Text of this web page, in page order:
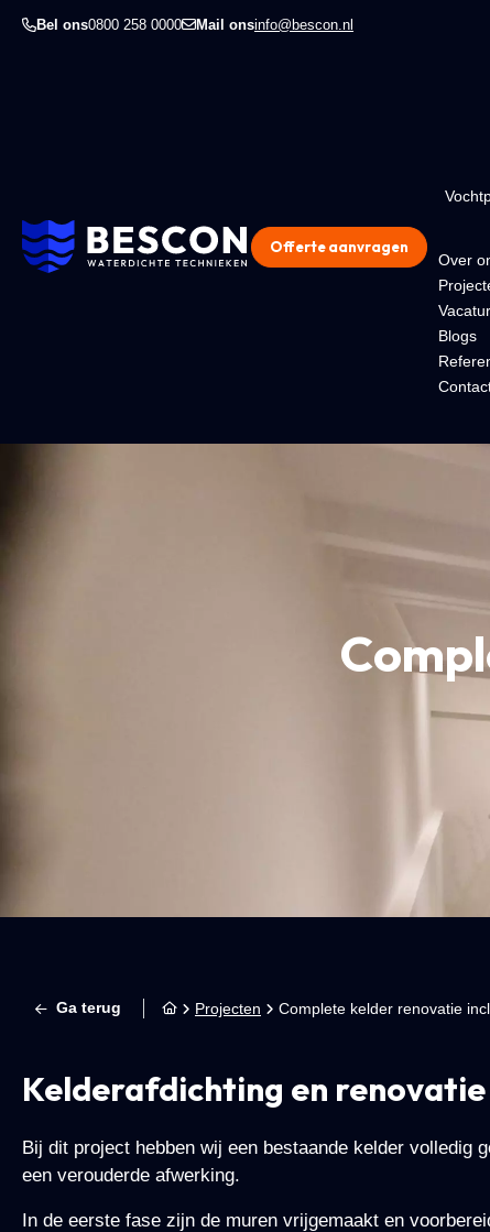
Bel ons0800 258 0000 Mail onsinfo@bescon.nl
Over
Blogs
Offerte aanvragen
Ga terug Projecten Complete kelder renovatie
Kelderafdichting en
Bij dit project hebben wij een bestaande kelder volledig
een verouderde afwerking.
In de eerste fase zijn de muren vrijgemaakt en